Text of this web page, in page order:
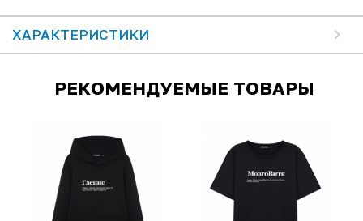
ХАРАКТЕРИСТИКИ
РЕКОМЕНДУЕМЫЕ ТОВАРЫ